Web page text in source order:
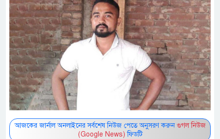
আজকের জার্নাল অনলাইনের সর্বশেষ নিউজ পেতে অনুসরণ করুন গুগল নিউজ
(Google News) ফিডটি